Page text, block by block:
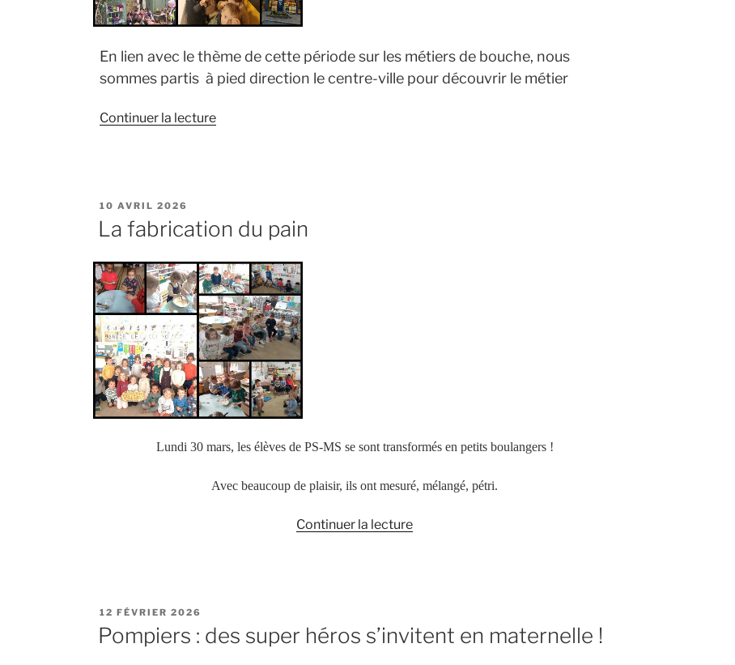
En lien avec le thème de cette période sur les métiers de bouche, nous
sommes partis à pied direction le centre-ville pour découvrir le métier
Continuer la lecturede
centre
des
Herbiers »
PUBLIÉ
LE
10 AVRIL 2026
La fabrication du pain
Lundi 30 mars, les élèves de PS-MS se sont transformés en petits boulangers !
Avec beaucoup de plaisir, ils ont mesuré, mélangé, pétri.
Continuer la lecturede
PUBLIÉ
LE
12 FÉVRIER 2026
Pompiers : des super héros s’invitent en maternelle !